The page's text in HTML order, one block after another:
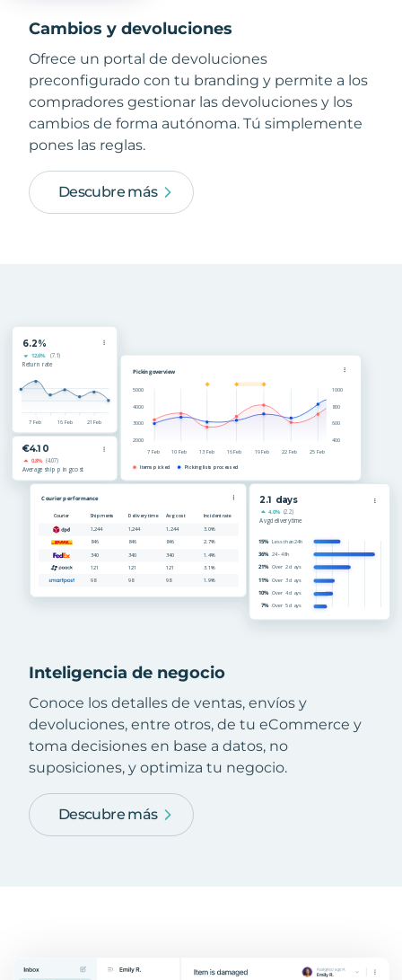
Cambios y devoluciones
Ofrece un portal de devoluciones
preconfigurado con tu branding y permite a los
compradores gestionar las devoluciones y los
cambios de forma autónoma. Tú simplemente
pones las reglas.
Descubre más
Inteligencia de negocio
Conoce los detalles de ventas, envíos y
devoluciones, entre otros, de tu eCommerce y
toma decisiones en base a datos, no
suposiciones, y optimiza tu negocio.
Descubre más